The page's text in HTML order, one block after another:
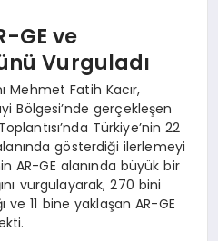
GE ve
Vurguladı
Mehmet Fatih Kacır,
Bölgesi’nde gerçekleşen
Türkiye’nin 22
gösterdiği ilerlemeyi
AR-GE alanında büyük bir
vurgulayarak, 270 bini
ve 11 bine yaklaşan AR-GE